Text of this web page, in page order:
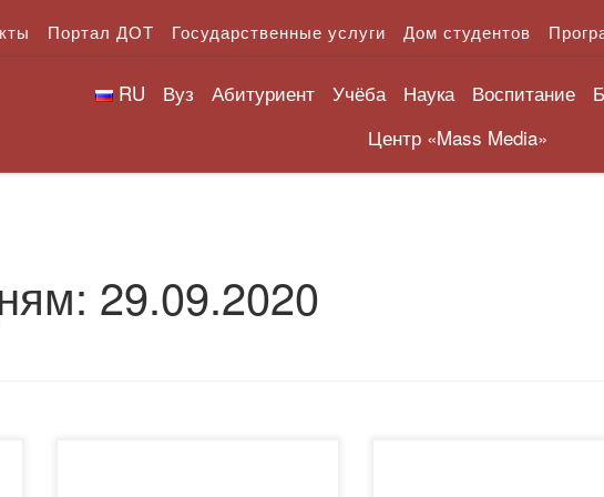
Портал ДОТ Государственные услуги Дом студентов
RU Вуз Абитуриент Учёба Наука Воспитание
Центр «Mass Media»
29.09.2020